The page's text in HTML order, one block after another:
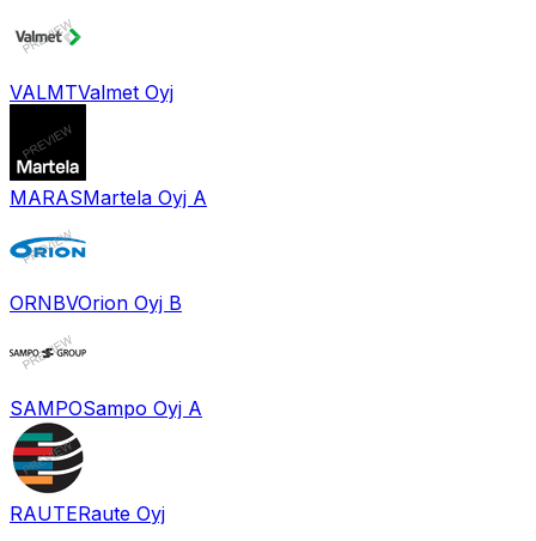
VALMTValmet Oyj
MARASMartela Oyj A
ORNBVOrion Oyj B
SAMPOSampo Oyj A
RAUTERaute Oyj